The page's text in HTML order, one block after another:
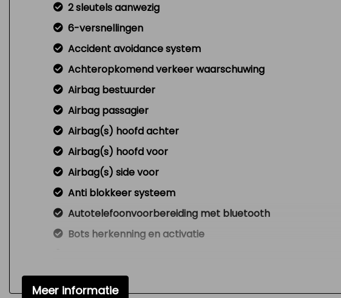
2 sleutels aanwezig
6-versnellingen
Accident avoidance system
Achteropkomend verkeer waarschuwing
Airbag bestuurder
Airbag passagier
Airbag(s) hoofd achter
Airbag(s) hoofd voor
Airbag(s) side voor
Anti blokkeer systeem
Autotelefoonvoorbereiding met bluetooth
Bots herkenning en activatie
Bumpers en spiegels in car.kleur
Meer informatie